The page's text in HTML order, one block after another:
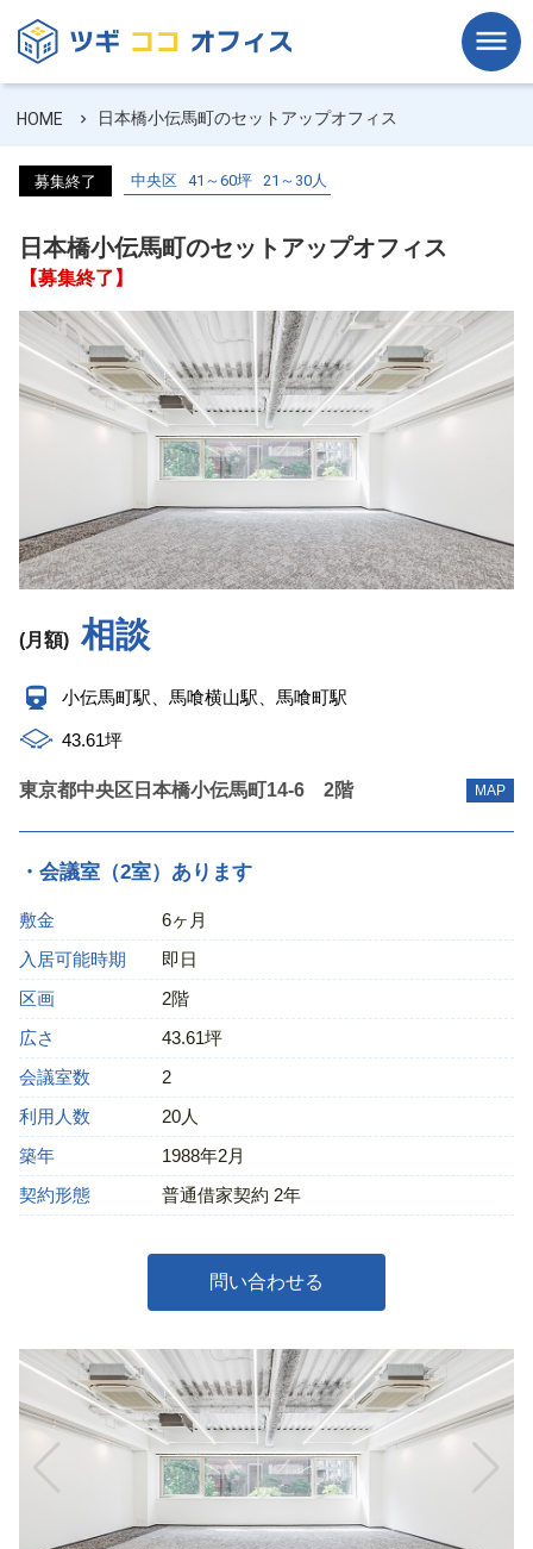
HOME 日本橋小伝馬町のセットアップオフィス
募集終了 中央区 41～60坪 21～30人
日本橋小伝馬町のセットアップオフィス
【募集終了】
(月額) 相談
小伝馬町駅、馬喰横山駅、馬喰町駅
43.61坪
東京都中央区日本橋小伝馬町14-6 2階 MAP
・会議室（2室）あります
敷金
6ヶ月
入居可能時期
即日
区画
2階
広さ
43.61坪
会議室数
2
利用人数
20人
築年
1988年2月
契約形態
普通借家契約 2年
問い合わせる